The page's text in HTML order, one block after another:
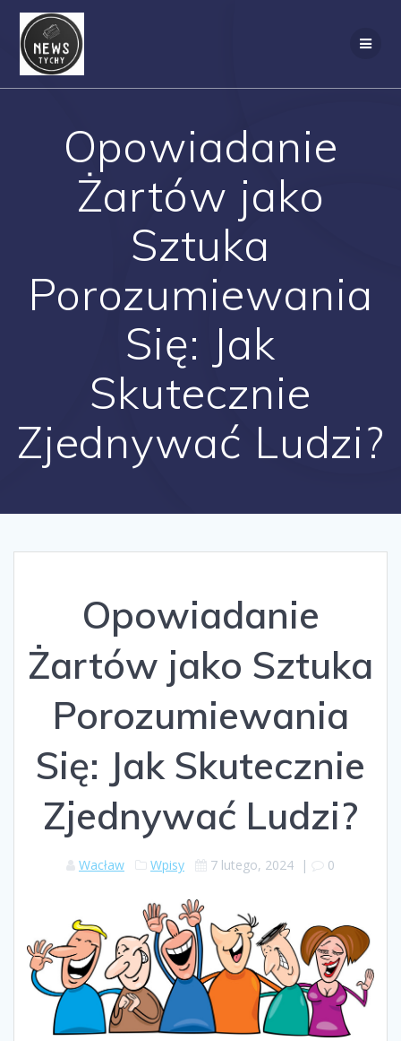
Opowiadanie
Żartów jako
Sztuka
Porozumiewania
Się: Jak
Skutecznie
Zjednywać Ludzi?
Opowiadanie
Żartów jako Sztuka
Porozumiewania
Się: Jak Skutecznie
Zjednywać Ludzi?
Wacław Wpisy 7 lutego, 2024 | 0